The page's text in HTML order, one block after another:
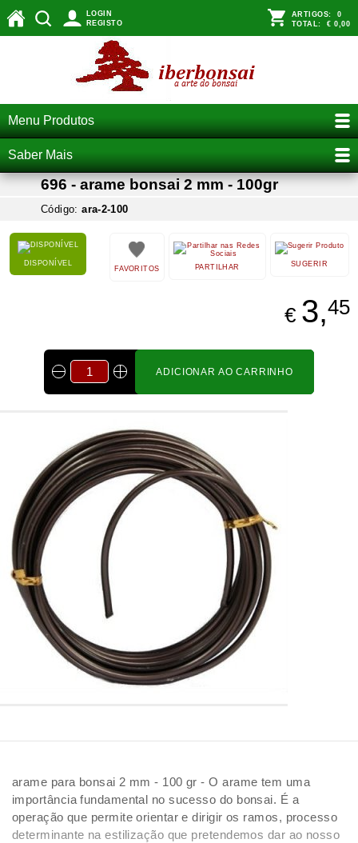
LOGIN
REGISTO
ARTIGOS: 0
TOTAL: € 0,00
Menu Produtos
Saber Mais
696 - arame bonsai 2 mm - 100gr
Código:ara-2-100
DISPONÍVEL SUGERIR
PARTILHAR
FAVORITOS
€ 3,45
ADICIONAR AO CARRINHO
arame para bonsai 2 mm - 100 gr - O arame tem uma
importância fundamental no sucesso do bonsai. É a
operação que permite orientar e dirigir os ramos, processo
determinante na estilização que pretendemos dar ao nosso